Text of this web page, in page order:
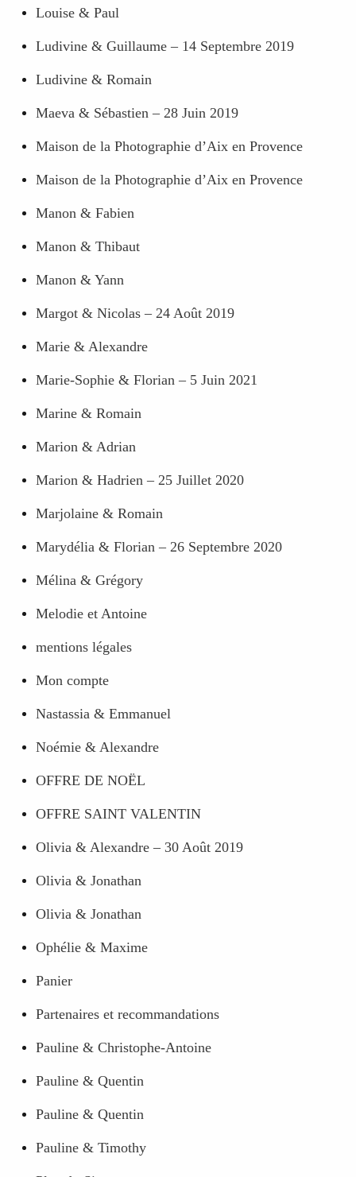
Louise & Paul
Ludivine & Guillaume – 14 Septembre 2019
Ludivine & Romain
Maeva & Sébastien – 28 Juin 2019
Maison de la Photographie d’Aix en Provence
Maison de la Photographie d’Aix en Provence
Manon & Fabien
Manon & Thibaut
Manon & Yann
Margot & Nicolas – 24 Août 2019
Marie & Alexandre
Marie-Sophie & Florian – 5 Juin 2021
Marine & Romain
Marion & Adrian
Marion & Hadrien – 25 Juillet 2020
Marjolaine & Romain
Marydélia & Florian – 26 Septembre 2020
Mélina & Grégory
Melodie et Antoine
mentions légales
Mon compte
Nastassia & Emmanuel
Noémie & Alexandre
OFFRE DE NOËL
OFFRE SAINT VALENTIN
Olivia & Alexandre – 30 Août 2019
Olivia & Jonathan
Olivia & Jonathan
Ophélie & Maxime
Panier
Partenaires et recommandations
Pauline & Christophe-Antoine
Pauline & Quentin
Pauline & Quentin
Pauline & Timothy